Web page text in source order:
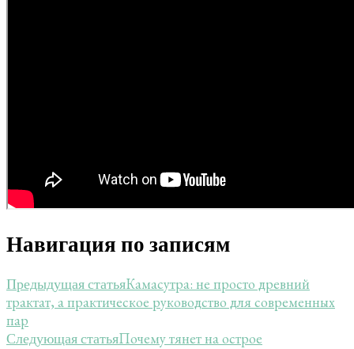
Навигация по записям
Предыдущая статьяКамасутра: не просто древний
трактат, а практическое руководство для современных
пар
Следующая статьяПочему тянет на острое